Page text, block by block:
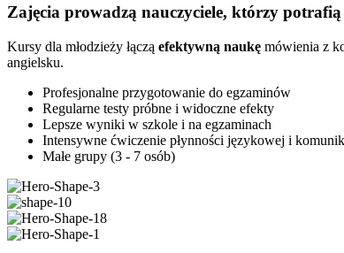
Zajęcia prowadzą nauczyciele, którzy
Kursy dla młodzieży łączą efektywną naukę mówienia z
angielsku.
Profesjonalne przygotowanie do egzaminów
Regularne testy próbne i widoczne efekty
Lepsze wyniki w szkole i na egzaminach
Intensywne ćwiczenie płynności językowej i
Małe grupy (3 - 7 osób)